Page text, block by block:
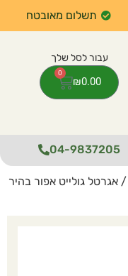
תשלום מאובטח
₪0.00
0
04-9837205
/ אגרטל גולייט אפור בהיר